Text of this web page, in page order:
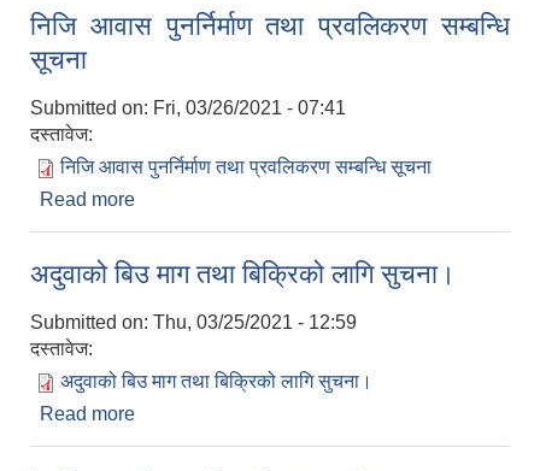
निजि आवास पुनर्निर्माण तथा प्रवलिकरण सम्बन्धि
सूचना
Submitted on: Fri, 03/26/2021 - 07:41
दस्तावेज:
निजि आवास पुनर्निर्माण तथा प्रवलिकरण सम्बन्धि सूचना
Read more
अदुवाको बिउ माग तथा बिक्रिको लागि सुचना।
Submitted on: Thu, 03/25/2021 - 12:59
दस्तावेज:
अदुवाको बिउ माग तथा बिक्रिको लागि सुचना।
Read more